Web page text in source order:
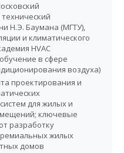
Н.Э. Баумана (МГТУ),
и климатического
HVAC
в сфере
воздуха)
проектирования и
для жилых и
ключевые
разработку
жилых
домов